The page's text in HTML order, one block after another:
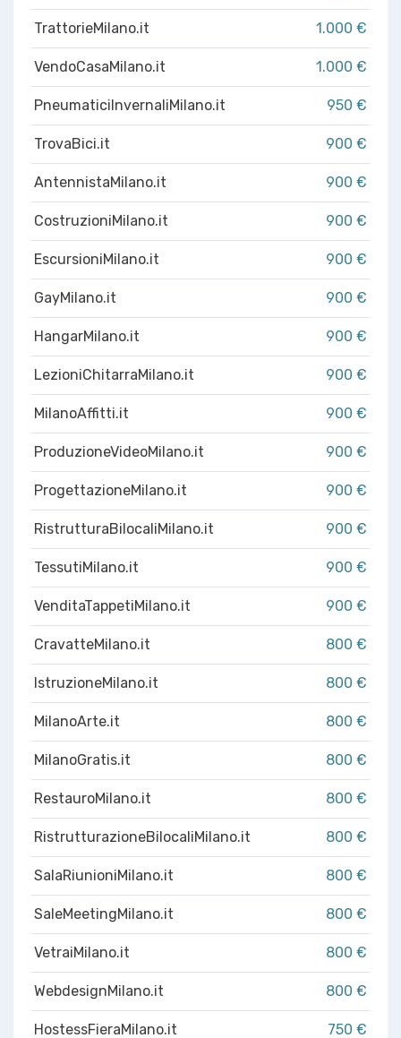
TrattorieMilano.it 1.000 €
VendoCasaMilano.it 1.000 €
PneumaticiInvernaliMilano.it 950 €
TrovaBici.it 900 €
AntennistaMilano.it 900 €
CostruzioniMilano.it 900 €
EscursioniMilano.it 900 €
GayMilano.it 900 €
HangarMilano.it 900 €
LezioniChitarraMilano.it 900 €
MilanoAffitti.it 900 €
ProduzioneVideoMilano.it 900 €
ProgettazioneMilano.it 900 €
RistrutturaBilocaliMilano.it 900 €
TessutiMilano.it 900 €
VenditaTappetiMilano.it 900 €
CravatteMilano.it 800 €
IstruzioneMilano.it 800 €
MilanoArte.it 800 €
MilanoGratis.it 800 €
RestauroMilano.it 800 €
RistrutturazioneBilocaliMilano.it 800 €
SalaRiunioniMilano.it 800 €
SaleMeetingMilano.it 800 €
VetraiMilano.it 800 €
WebdesignMilano.it 800 €
HostessFieraMilano.it 750 €